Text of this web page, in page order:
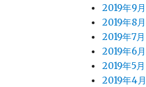
2019年9月
2019年8月
2019年7月
2019年6月
2019年5月
2019年4月